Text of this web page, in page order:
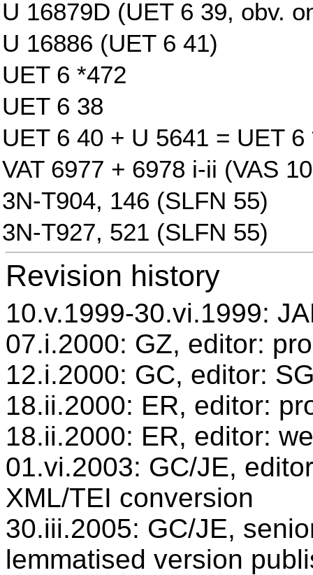
U 16879D (UET 6 39, obv.
U 16886 (UET 6 41)
UET 6 *472
UET 6 38
UET 6 40 + U 5641 = UET 6
VAT 6977 + 6978 i-ii (VAS
3N-T904, 146 (SLFN 55)
3N-T927, 521 (SLFN 55)
Revision history
10.v.1999-30.vi.1999:
07.i.2000: GZ, editor:
12.i.2000: GC, editor:
18.ii.2000: ER, editor:
18.ii.2000: ER, editor:
01.vi.2003: GC/JE,
XML/TEI conversion
30.iii.2005: GC/JE,
lemmatised version